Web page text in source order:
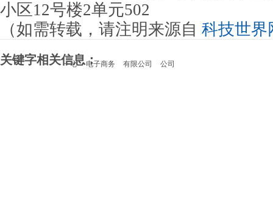
小区12号楼2单元502
（如需转载，请注明来源自 科技世界
关键字相关信息：
一心 电子商务 有限公司 公司